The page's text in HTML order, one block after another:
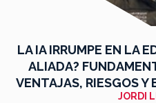
LA IA IRRUMPE EN LA
ALIADA?
VENTAJAS, RIESGOS Y
JORDI